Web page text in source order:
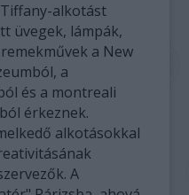
alkotást
üvegek, lámpák,
a New
a
és a montreali
érkeznek.
alkotásokkal
A